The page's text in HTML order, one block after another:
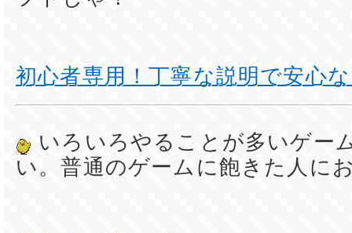
初心者専用！丁寧な説明で安心
いろいろやることが多いゲー
い。普通のゲームに飽きた人に